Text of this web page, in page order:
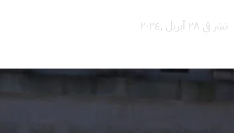
نشر في ٢٨ أبريل ,٢٠٢٤